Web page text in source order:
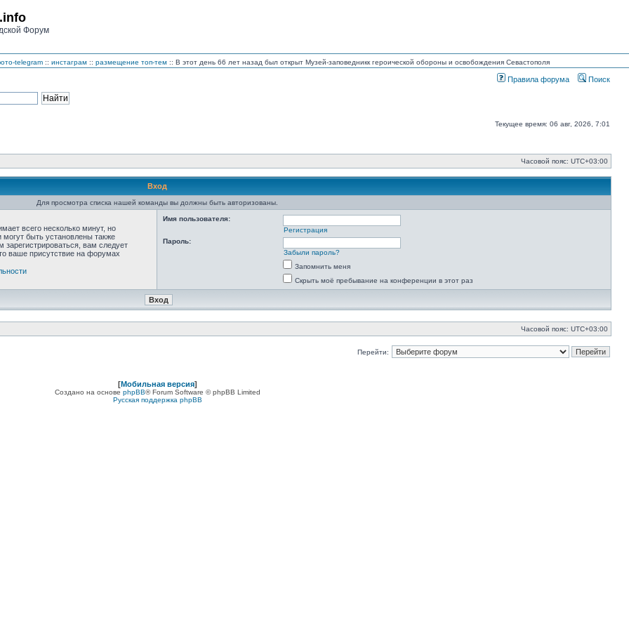
Форум
telegram :: инстаграм :: размещение топ-тем :: В этот день 66 лет назад был открыт Музей-заповедникк героической обороны и освобождения Севастополя
Правила форума Поиск
Текущее время: 06 авг, 2026, 7:01
Часовой пояс: UTC+03:00
Вход
Для просмотра списка нашей команды вы должны быть авторизованы.
всего несколько минут, но
быть установлены также
зарегистрироваться, вам следует
ваше присутствие на форумах
Имя пользователя:
Регистрация
Пароль:
Забыли пароль?
Запомнить меня
Скрыть моё пребывание на конференции в этот раз
Часовой пояс: UTC+03:00
Перейти:
[Мобильная версия]
Создано на основе phpBB® Forum Software © phpBB Limited
Русская поддержка phpBB